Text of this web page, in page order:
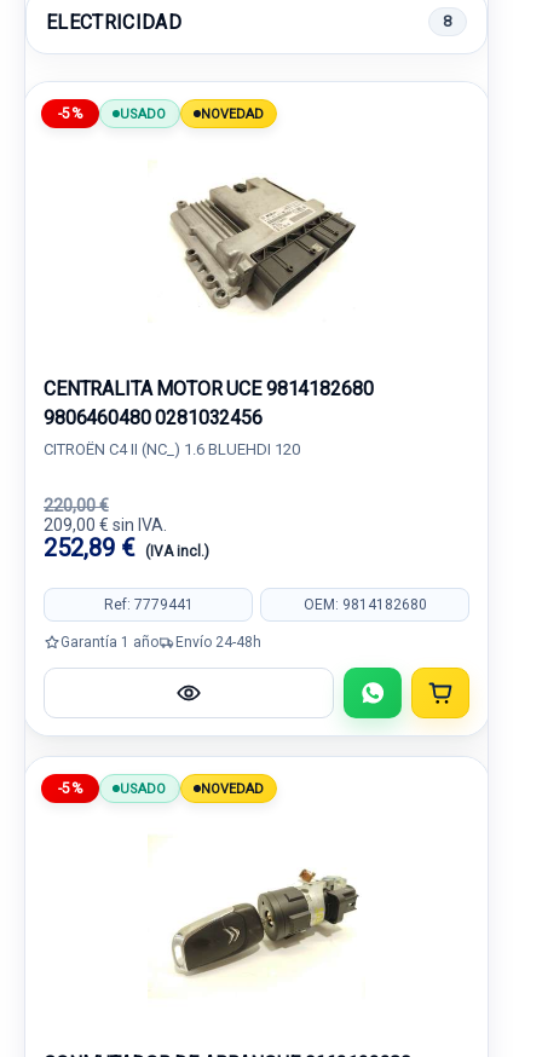
ELECTRICIDAD 8
-5% USADO NOVEDAD
CENTRALITA MOTOR UCE 9814182680
9806460480 0281032456
CITROËN C4 II (NC_) 1.6 BLUEHDI 120
220,00 €
209,00 € sin IVA.
252,89 € (IVA incl.)
Ref: 7779441 OEM: 9814182680
Garantía 1 año Envío 24-48h
-5% USADO NOVEDAD